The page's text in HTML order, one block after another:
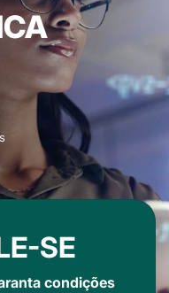
SE
condições